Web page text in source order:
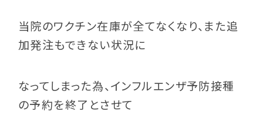
当院のワクチン在庫が全てなくなり、また追
加発注もできない状況に
なってしまった為、インフルエンザ予防接種
の予約を終了とさせて